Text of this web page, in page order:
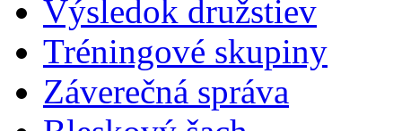
Výsledok družstiev
Tréningové skupiny
Záverečná správa